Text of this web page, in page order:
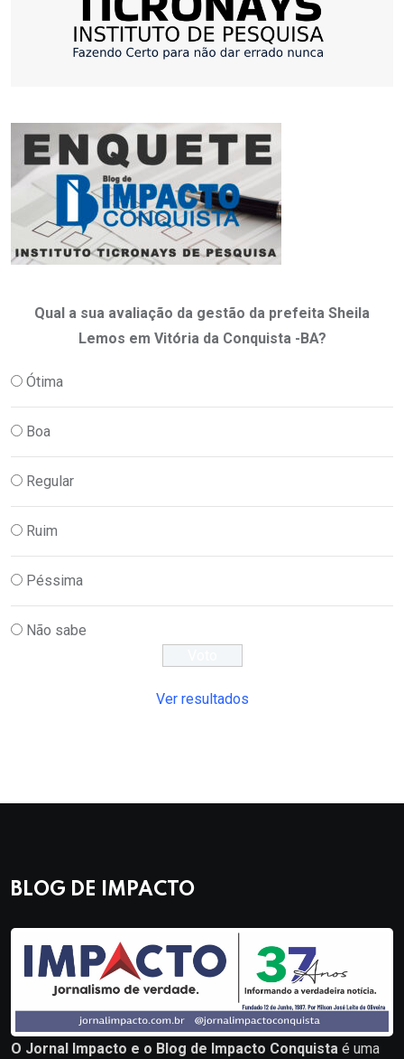
Qual a sua avaliação da gestão da prefeita Sheila
Lemos em Vitória da Conquista -BA?
Ótima
Boa
Regular
Ruim
Péssima
Não sabe
Ver resultados
BLOG DE IMPACTO
O Jornal Impacto e o Blog de Impacto Conquista é uma